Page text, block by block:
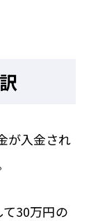
が入金され
30万円の